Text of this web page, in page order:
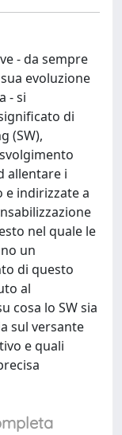
- da sempre
evoluzione
- si
di
(SW),
allentare i
indirizzate a
nel quale le
un
di questo
al
cosa lo SW sia
sul versante
e quali